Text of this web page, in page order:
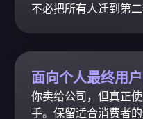
不必把所有人迁到第二
面向个人最终用
你卖给公司，但真正
手。保留适合消费者